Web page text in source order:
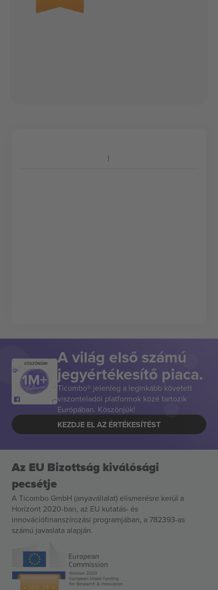
KÖSZÖNÖM! A világ első számú
jegyértékesítő piaca.
Ticombo® jelenleg a leginkább követett
viszonteladói platformok közé tartozik
Európában. Köszönjük!
KEZDJE EL AZ ÉRTÉKESÍTÉST
Az EU Bizottság kiválósági
pecsétje
A Ticombo GmbH (anyavállalat) elismerésre kerül a
Horizont 2020-ban, az EU kutatás- és
innovációfinanszírozási programjában, a 782393-as
számú javaslata alapján.